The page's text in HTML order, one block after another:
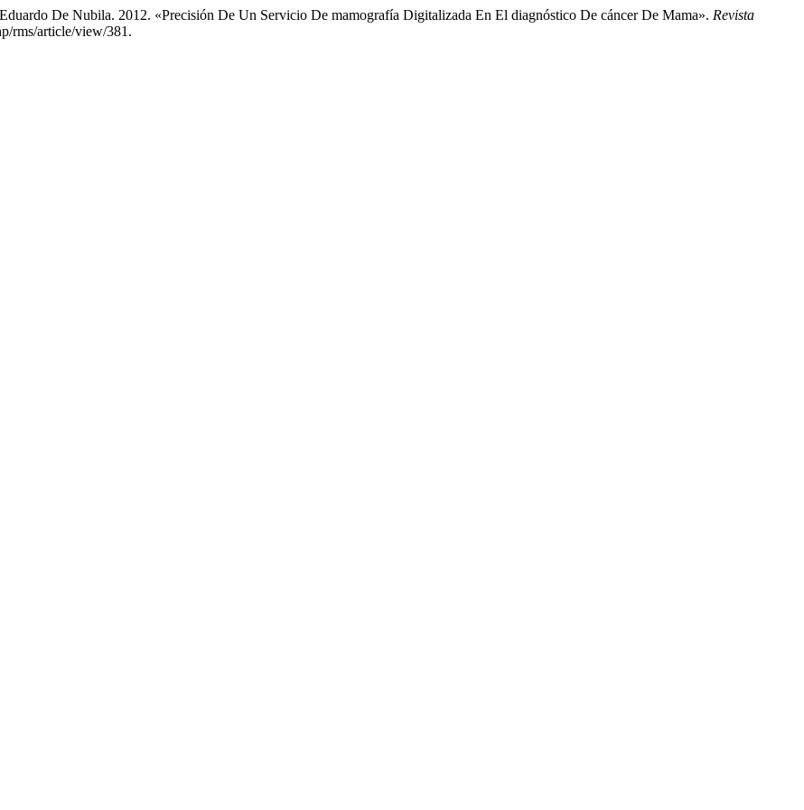
De Nubila. 2012. «Precisión De Un Servicio De mamografía Digitalizada En El diagnóstico De cáncer De Mama». Revista
rms/article/view/381.